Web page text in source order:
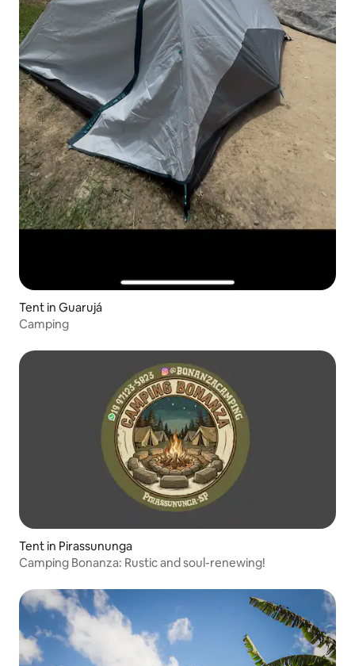
Tent in Guarujá
Camping
Tent in Pirassununga
Camping Bonanza: Rustic and soul-renewing!